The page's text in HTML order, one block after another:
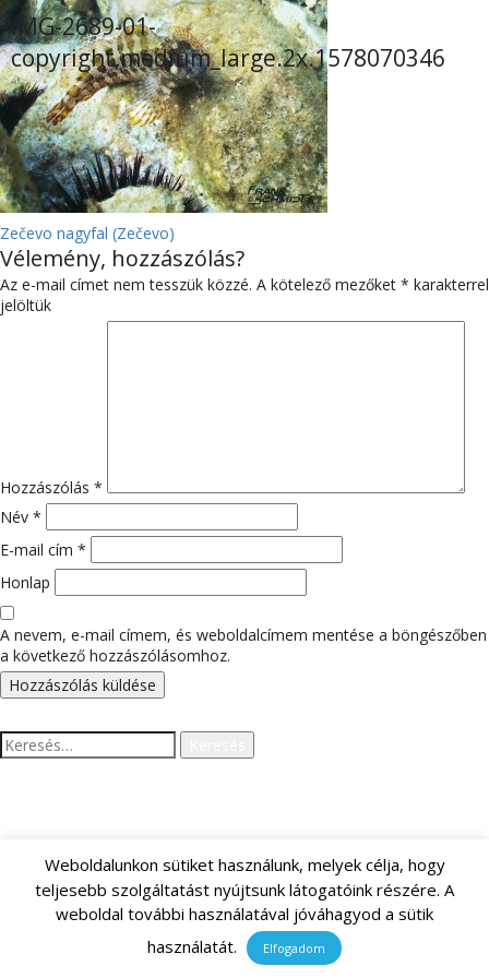
IMG-2689-01-
copyright,medium_large.2x.1578070346
BEJEGYZÉS
NAVIGÁCIÓ
Zečevo nagyfal (Zečevo)
Vélemény, hozzászólás?
Az e-mail címet nem tesszük közzé. A kötelező mezőket * karakterrel
jelöltük
Hozzászólás *
Név *
E-mail cím *
Honlap
A nevem, e-mail címem, és weboldalcímem mentése a böngészőben
a következő hozzászólásomhoz.
Keresés:
ARCHÍVUM
Weboldalunkon sütiket használunk, melyek célja, hogy
teljesebb szolgáltatást nyújtsunk látogatóink részére. A
weboldal további használatával jóváhagyod a sütik
használatát.
Elfogadom